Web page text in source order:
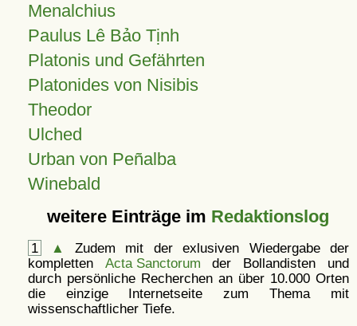
Menalchius
Paulus Lê Bảo Tịnh
Platonis und Gefährten
Platonides von Nisibis
Theodor
Ulched
Urban von Peñalba
Winebald
weitere Einträge im Redaktionslog
1 ▲
Zudem mit der exlusiven Wiedergabe der
kompletten Acta Sanctorum der Bollandisten und
durch persönliche Recherchen an über 10.000 Orten
die einzige Internetseite zum Thema mit
wissenschaftlicher Tiefe.